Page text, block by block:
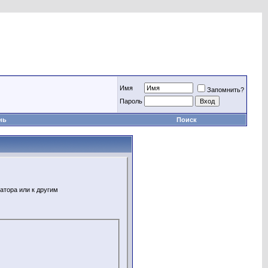
Имя
Запомнить?
Пароль
Поиск
или к другим